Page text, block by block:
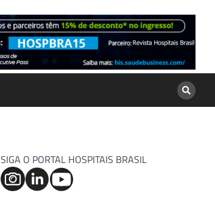
SIGA O PORTAL HOSPITAIS BRASIL